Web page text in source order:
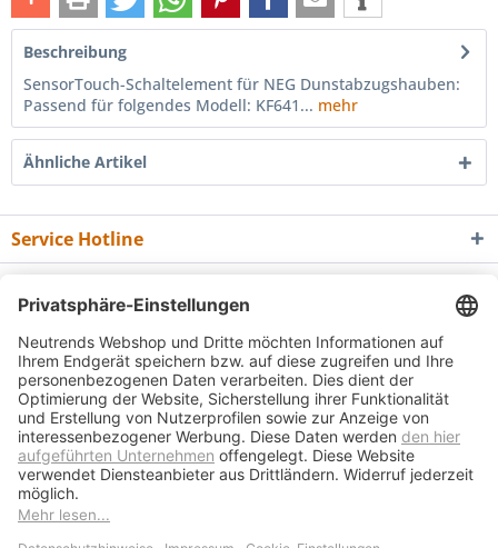
Beschreibung
SensorTouch-Schaltelement für NEG Dunstabzugshauben:
Passend für folgendes Modell: KF641... mehr
Ähnliche Artikel
Service Hotline
Informationen
Newsletter
* Alle Preise inkl. gesetzl. Mehrwertsteuer zzgl.Versandkostenund ggf.
Nachnahmegebühren, wenn nicht anders beschrieben
Bedienungsanleitungen